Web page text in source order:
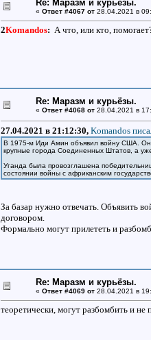
Re: Маразм и курьёзы.
« Ответ #4067 от28.04.2021 в
2Komandos: А что, или кто,
Re: Маразм и курьёзы.
« Ответ #4068 от28.04.2021 в
27.04.2021 в 21:12:30, Komandos
В 1975-м Иди Амин объявил войну США. Он
крупные города Соединенных Штатов, а
Уганда была провозглашена
состоянии войны с африканским
За базар нужно отвечать. Объявить
договором.
Формально могут прилететь и
Re: Маразм и курьёзы.
« Ответ #4069 от28.04.2021 в
теоретически, могут разбомбить и не